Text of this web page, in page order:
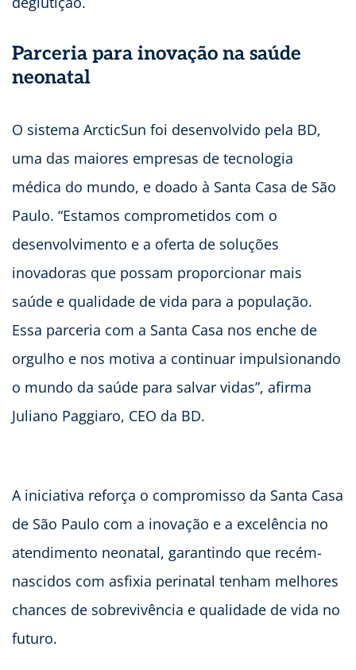
Parceria para inovação na saúde
neonatal
O sistema ArcticSun foi desenvolvido pela BD,
uma das maiores empresas de tecnologia
médica do mundo, e doado à Santa Casa de São
Paulo. “Estamos comprometidos com o
desenvolvimento e a oferta de soluções
inovadoras que possam proporcionar mais
saúde e qualidade de vida para a população.
Essa parceria com a Santa Casa nos enche de
orgulho e nos motiva a continuar impulsionando
o mundo da saúde para salvar vidas”, afirma
Juliano Paggiaro, CEO da BD.
A iniciativa reforça o compromisso da Santa Casa
de São Paulo com a inovação e a excelência no
atendimento neonatal, garantindo que recém-
nascidos com asfixia perinatal tenham melhores
chances de sobrevivência e qualidade de vida no
futuro.